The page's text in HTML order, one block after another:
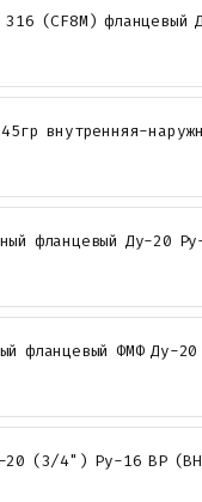
(CF8M)
внутренняя-
фланцевый Ду-20
фланцевый ФМФ Ду-
20 (3/4") Ру-16 ВР